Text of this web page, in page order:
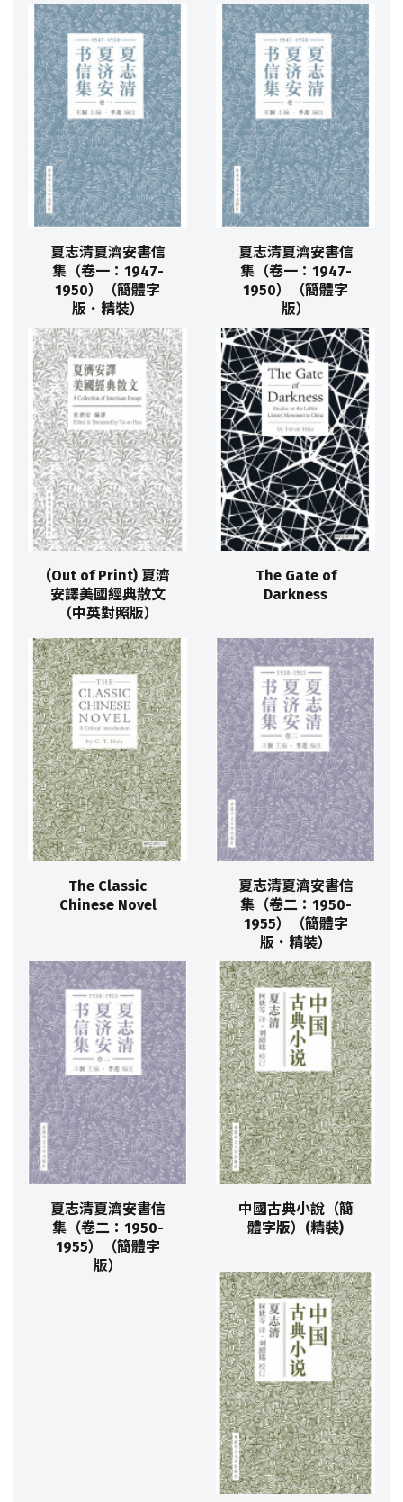
夏志清夏濟安書信
集（卷一：1947-
1950）（簡體字
版．精裝）
夏志清夏濟安書信
集（卷一：1947-
1950）（簡體字
版）
(Out of Print) 夏濟
安譯美國經典散文
（中英對照版）
The Gate of
Darkness
The Classic
Chinese Novel
夏志清夏濟安書信
集（卷二：1950-
1955）（簡體字
版．精裝）
夏志清夏濟安書信
集（卷二：1950-
1955）（簡體字
版）
中國古典小說（簡
體字版）(精裝)